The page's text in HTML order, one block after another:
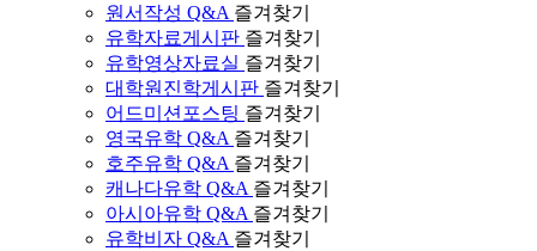
원서작성 Q&A 즐겨찾기
유학자료게시판 즐겨찾기
유학영상자료실 즐겨찾기
대학원진학게시판 즐겨찾기
어드미션포스팅 즐겨찾기
영국유학 Q&A 즐겨찾기
호주유학 Q&A 즐겨찾기
캐나다유학 Q&A 즐겨찾기
아시아유학 Q&A 즐겨찾기
유학비자 Q&A 즐겨찾기